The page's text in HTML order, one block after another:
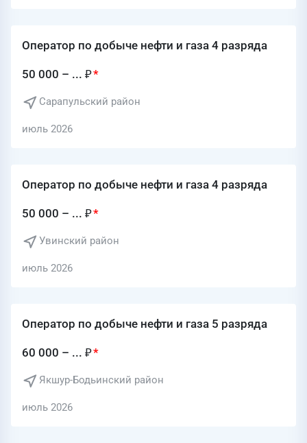
Оператор по добыче нефти и газа 4 разряда
50 000 – ... ₽
Сарапульский район
июль 2026
Оператор по добыче нефти и газа 4 разряда
50 000 – ... ₽
Увинский район
июль 2026
Оператор по добыче нефти и газа 5 разряда
60 000 – ... ₽
Якшур-Бодьинский район
июль 2026